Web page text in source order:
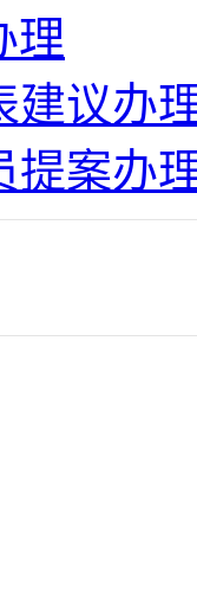
理
建议办
提案办